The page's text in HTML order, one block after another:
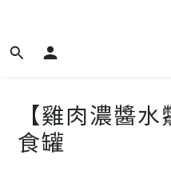
【雞肉濃醬
食罐